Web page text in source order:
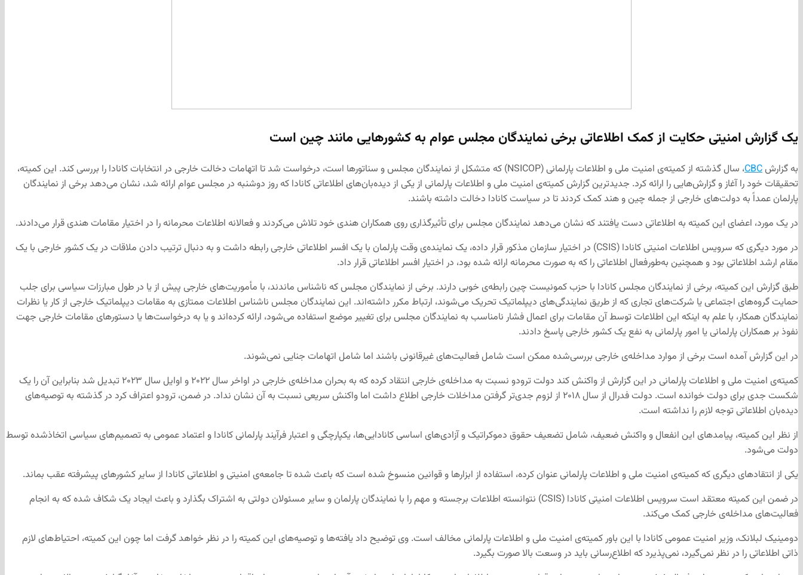
یک گزارش امنیتی حکایت از کمک اطلاعاتی برخی نمایندگان مجلس عوام به کشورهایی مانند چین است
به گزارشCBC
، سال گذشته از کمیته‌ی امنیت ملی و اطلاعات پارلمانی (NSICOP) که متشکل از نمایندگان مجلس و سناتورها است، درخواست شد تا اتهامات دخالت خارجی در انتخابات کانادا را بررسی کند. این کمیته،
تحقیقات خود را آغاز و گزارش‌هایی را ارائه کرد. جدیدترین گزارش کمیته‌ی امنیت ملی و اطلاعات پارلمانی از یکی از دیده‌بان‌های اطلاعاتی کانادا که روز دوشنبه در مجلس عوام ارائه شد، نشان می‌دهد برخی از نمایندگان
پارلمان عمداً به دولت‌های خارجی از جمله چین و هند کمک کردند تا در سیاست کانادا دخالت داشته باشند.
در یک مورد، اعضای این کمیته‌ به اطلاعاتی دست یافتند که نشان می‌دهد نمایندگان مجلس برای تأثیرگذاری روی همکاران هندی خود تلاش می‌کردند و فعالانه اطلاعات محرمانه را در اختیار مقامات هندی قرار می‌دادند.
در مورد دیگری که سرویس اطلاعات امنیتی کانادا (CSIS) در اختیار سازمان مذکور قرار داده، یک نماینده‌ی وقت پارلمان با یک افسر اطلاعاتی خارجی رابطه داشت و به دنبال ترتیب دادن ملاقات در یک کشور خارجی با یک
مقام ارشد اطلاعاتی بود و همچنین به‌طور‌فعال اطلاعاتی را که به صورت محرمانه ارائه شده بود، در اختیار افسر اطلاعاتی قرار داد.
طبق گزارش این کمیته، برخی از نمایندگان مجلس کانادا با حزب کمونیست چین رابطه‌ی خوبی دارند. برخی از نمایندگان مجلس که ناشناس ماندند، با مأموریت‌های خارجی پیش از یا در طول مبارزات سیاسی برای جلب
حمایت گروه‌های اجتماعی یا شرکت‌های تجاری که از طریق نمایندگی‌های دیپلماتیک تحریک می‌شوند، ارتباط مکرر داشته‌اند. این نمایندگان مجلس ناشناس اطلاعات ممتازی به مقامات دیپلماتیک خارجی از کار یا نظرات
نمایندگان همکار، با علم به اینکه این اطلاعات توسط آن مقامات برای اعمال فشار نامناسب به نمایندگان مجلس برای تغییر موضع استفاده می‌شود، ارائه‌ کرده‌اند و یا به درخواست‌ها یا دستورهای مقامات خارجی جهت
نفوذ بر همکاران پارلمانی یا امور پارلمانی به نفع یک کشور خارجی پاسخ دادند.
در این گزارش آمده است برخی از موارد مداخله‌ی خارجی بررسی‌شده ممکن است شامل فعالیت‌های غیرقانونی باشند اما شامل اتهامات جنایی نمی‌شوند.
کمیته‌ی امنیت ملی و اطلاعات پارلمانی در این گزارش از واکنش کند دولت ترودو نسبت به مداخله‌ی خارجی انتقاد کرده که به بحران مداخله‌ی خارجی در اواخر سال ۲۰۲۲ و اوایل سال ۲۰۲۳ تبدیل شد بنابراین آن را یک
شکست جدی برای دولت خوانده است. دولت فدرال از سال ۲۰۱۸ از لزوم جدی‌تر گرفتن مداخلات خارجی اطلاع داشت اما واکنش سریعی نسبت به آن نشان نداد. در ضمن، ترودو اعتراف کرد در گذشته به توصیه‌های
دیده‌بان اطلاعاتی توجه لازم را نداشته است.
از نظر این کمیته، پیامدهای این انفعال و واکنش ضعیف، شامل تضعیف حقوق دموکراتیک و آزادی‌های اساسی کانادایی‌ها، یکپارچگی و اعتبار فرآیند پارلمانی کانادا و اعتماد عمومی به تصمیم‌های سیاسی اتخاذشده توسط
دولت می‌شود.
یکی از انتقادهای دیگری که کمیته‌ی امنیت ملی و اطلاعات پارلمانی عنوان کرده، استفاده از ابزارها و قوانین منسوخ شده است که باعث شده تا جامعه‌ی امنیتی و اطلاعاتی کانادا از سایر کشورهای پیشرفته عقب بماند.
در ضمن این کمیته معتقد است سرویس اطلاعات امنیتی کانادا (CSIS) نتوانسته اطلاعات برجسته و مهم را با نمایندگان پارلمان و سایر مسئولان دولتی به اشتراک بگذارد و باعث ایجاد یک شکاف شده که به انجام
فعالیت‌های مداخله‌ی خارجی کمک می‌کند.
دومینیک لبلانک، وزیر امنیت عمومی کانادا با این باور کمیته‌ی امنیت ملی و اطلاعات پارلمانی مخالف است. وی توضیح داد یافته‌ها و توصیه‌های این کمیته را در نظر خواهد گرفت اما چون این کمیته، احتیاط‌های لازم
ذاتی اطلاعاتی را در نظر نمی‌گیرد، نمی‌پذیرد که اطلاع‌رسانی باید در وسعت بالا صورت بگیرد.